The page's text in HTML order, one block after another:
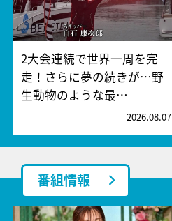
2大会連続で世界一周を完
走！さらに夢の続きが…野
生動物のような最…
2026.08.07
番組情報